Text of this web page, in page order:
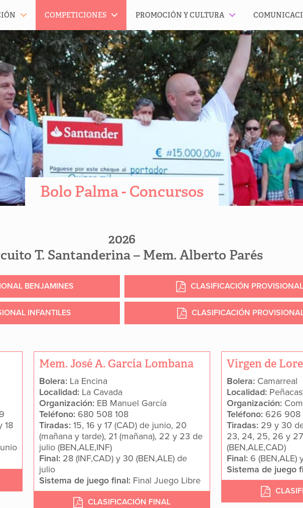
COMPETICIONES PROMOCIÓN Y CULTURA
Bolo Palma - Concursos
2026
T. Santanderina – Mem. Alberto Parés
BENJAMINES CLASIFICACIÓN
INFANTILES CLASIFICACIÓN
18
Mem. José A. García Lombana
Bolera: La Encina
Localidad: La Cavada
Organización: EB Manuel García
Teléfono: 680 508 108
Tiradas: 15, 16 y 17 (CAD) de junio, 20
(mañana y tarde), 21 (mañana), 22 y 23 de
julio (BEN,ALE,INF)
Final: 28 (INF,CAD) y 30 (BEN,ALE) de
julio
Sistema de juego final: Final Juego Libre
CLASIFICACIÓN FINAL
Virgen de
Bolera: Camarreal
Localidad:
Organización:
Teléfono: 626 908
Tiradas: 29 y 30
23, 24, 25, 26 y
(BEN,ALE,CAD)
Final: 6 (BEN,ALE)
Sistema de juego